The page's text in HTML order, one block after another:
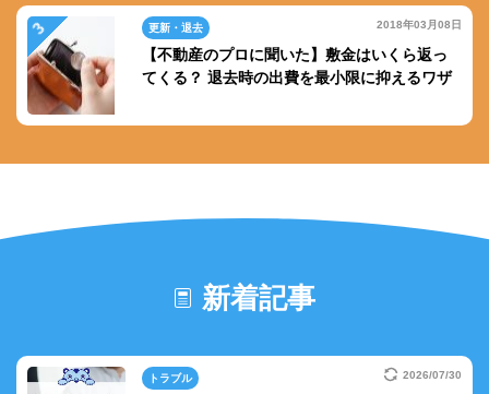
更新・退去 2018年03月08日
【不動産のプロに聞いた】敷金はいくら返っ
てくる？ 退去時の出費を最小限に抑えるワザ
新着記事
トラブル 2026/07/30